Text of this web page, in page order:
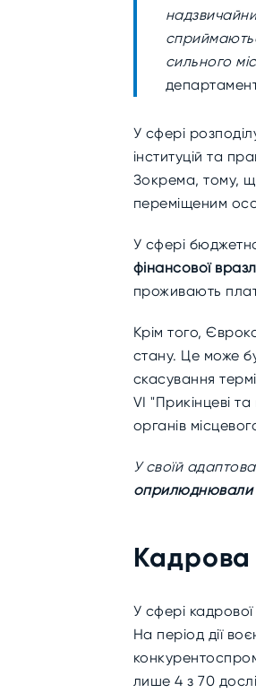
сильного
У сфері
інституцій та
Зокрема, тому,
переміщеним
У сфері
фінансової
проживають
Крім того,
стану. Це може
скасування
VI "Прикінцеві
органів
У своїй
оприлюднювали
Кадрова
У сфері
На період дії
лише 4 з 70